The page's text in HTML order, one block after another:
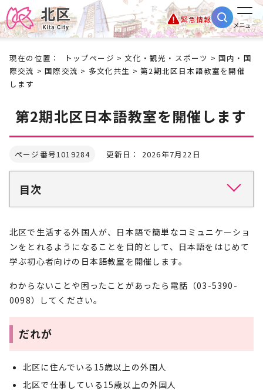
緊急情報
メニュー
現在の位置： トップページ >文化・観光・スポーツ >国内・国
際交流 >国際交流 > 多文化共生 > 第2期北区日本語教室を開催
します
第2期北区日本語教室を開催します
ページ番号1019284 更新日： 2026年7月22日
目次
北区で生活する外国人が、日本語で簡単なコミュニケーショ
ンをとれるようになることを目的として、日本語をはじめて
学ぶ初心者向けの日本語教室を開催します。
わからないことや困ったことがあったら電話（03-5390-
0098）してください。
だれが
北区に住んでいる15歳以上の外国人
北区で仕事している15歳以上の外国人